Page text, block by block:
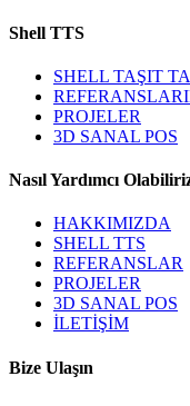
Shell TTS
SHELL TAŞIT
PROJELER
3D SANAL POS
Nasıl Yardımcı
HAKKIMIZDA
SHELL TTS
REFERANSLAR
PROJELER
3D SANAL POS
İLETIŞIM
Bize Ulaşın